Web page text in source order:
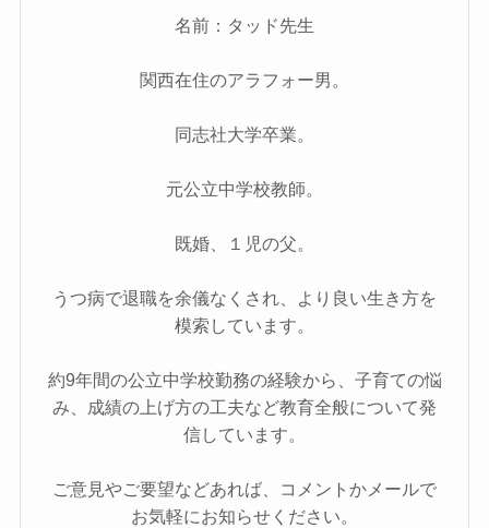
名前：タッド先生
関西在住のアラフォー男。
同志社大学卒業。
元公立中学校教師。
既婚、１児の父。
うつ病で退職を余儀なくされ、より良い生き方を
模索しています。
約9年間の公立中学校勤務の経験から、子育ての悩
み、成績の上げ方の工夫など教育全般について発
信しています。
ご意見やご要望などあれば、コメントかメールで
お気軽にお知らせください。